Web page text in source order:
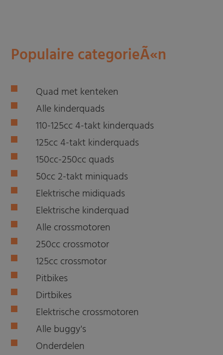
Populaire categorieÃ«n
Quad met kenteken
Alle kinderquads
110-125cc 4-takt kinderquads
125cc 4-takt kinderquads
150cc-250cc quads
50cc 2-takt miniquads
Elektrische midiquads
Elektrische kinderquad
Alle crossmotoren
250cc crossmotor
125cc crossmotor
Pitbikes
Dirtbikes
Elektrische crossmotoren
Alle buggy's
Onderdelen